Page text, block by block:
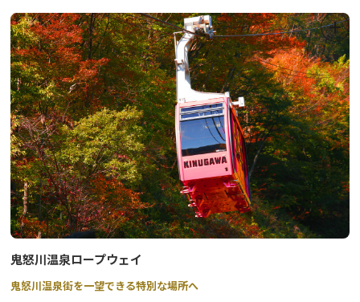
きる限り再利用して復元したものです。また、副邸は、往時の歴史
を紹介する「国際避暑地歴史館」として整備されています。設計は
国内の様々な場所の建築にも足跡を残しているアントニン・レーモ
ンドによるもので、建材にもこだわりがあります。特に外壁に使用
されている日光杉の樹皮と薄板で構成された市松模様は、とても美
しいエッセンスとなっています。 別荘記念公園から見る中禅寺湖
の美しさも随一です。
鬼怒川温泉ロープウェイ
鬼怒川温泉街を一望できる特別な場所へ